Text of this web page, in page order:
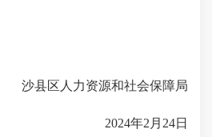
沙县区人力资源和社会保障局
2024年2月24日